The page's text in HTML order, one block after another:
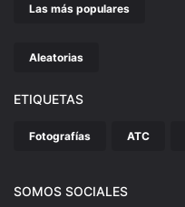
Las más populares
Aleatorias
ETIQUETAS
Fotografías ATC
SOMOS SOCIALES